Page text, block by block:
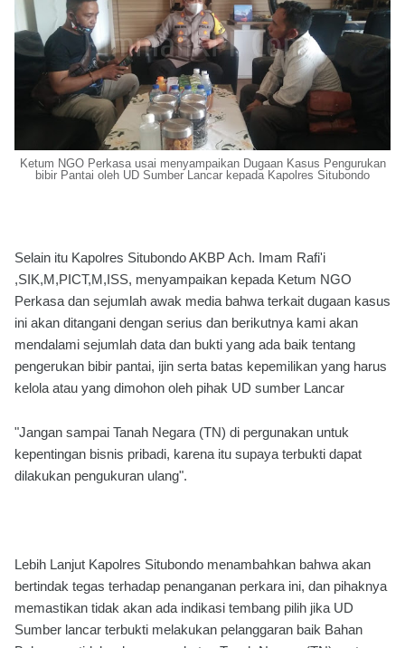
Ketum NGO Perkasa usai menyampaikan Dugaan Kasus Pengurukan
bibir Pantai oleh UD Sumber Lancar kepada Kapolres Situbondo
Selain itu Kapolres Situbondo AKBP Ach. Imam Rafi'i
,SIK,M,PICT,M,ISS, menyampaikan kepada Ketum NGO
Perkasa dan sejumlah awak media bahwa terkait dugaan kasus
ini akan ditangani dengan serius dan berikutnya kami akan
mendalami sejumlah data dan bukti yang ada baik tentang
pengerukan bibir pantai, ijin serta batas kepemilikan yang harus
kelola atau yang dimohon oleh pihak UD sumber Lancar
"Jangan sampai Tanah Negara (TN) di pergunakan untuk
kepentingan bisnis pribadi, karena itu supaya terbukti dapat
dilakukan pengukuran ulang".
Lebih Lanjut Kapolres Situbondo menambahkan bahwa akan
bertindak tegas terhadap penanganan perkara ini, dan pihaknya
memastikan tidak akan ada indikasi tembang pilih jika UD
Sumber lancar terbukti melakukan pelanggaran baik Bahan